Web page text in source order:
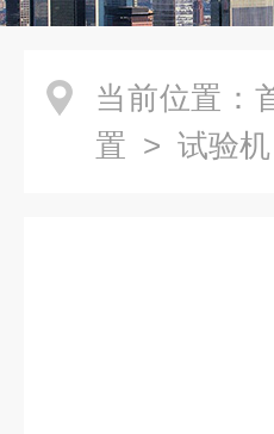
当前位置：
置 > 试验机